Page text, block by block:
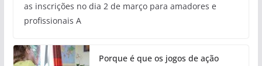
as inscrições no dia 2 de março para amadores e
profissionais A
Porque é que os jogos de ação